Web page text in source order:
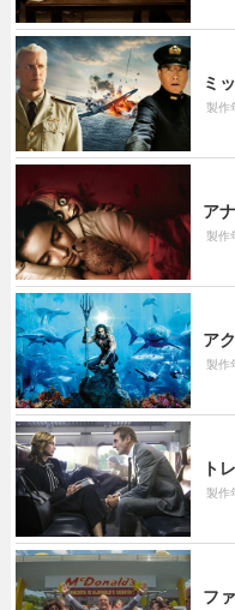
ミ
製作
ア
製作
ア
製作
ト
製作
フ